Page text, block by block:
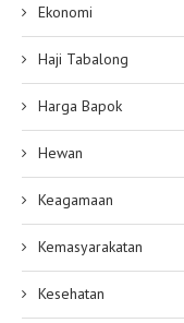
Ekonomi
Haji Tabalong
Harga Bapok
Hewan
Keagamaan
Kemasyarakatan
Kesehatan